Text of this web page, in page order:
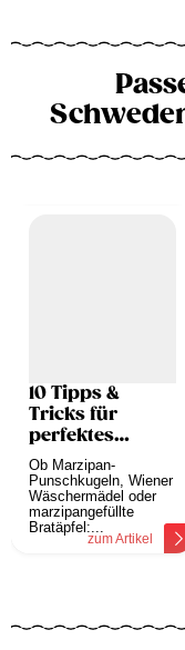
10 Tipps &
Tricks für
perfektes
Marzipan
Ob Marzipan-
Punschkugeln, Wiener
Wäschermädel oder
marzipangefüllte
Bratäpfel:...
zum Artikel